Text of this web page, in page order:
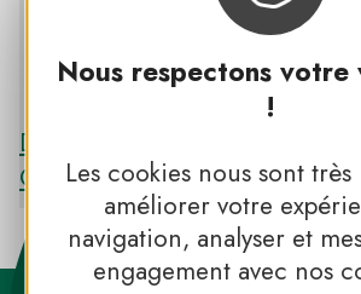
Nous respectons votre
!
Les cookies nous sont
améliorer votre
navigation, analyser et
engagement avec nos
PNR DES CAUSSES DU
Découvrir le PNR DES
QUERCY